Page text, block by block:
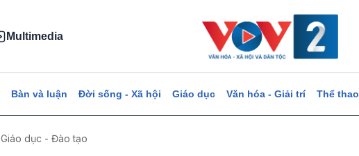
Multimedia
Bàn và luận Đời sống - Xã hội Giáo dục Văn hóa - Giải trí Thể thao
Giáo dục - Đào tạo